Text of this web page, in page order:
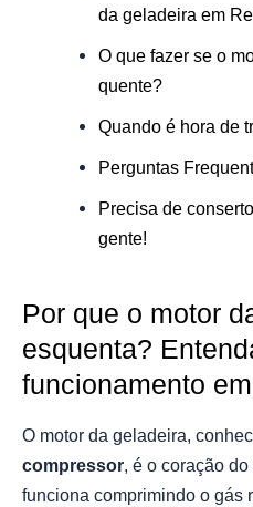
da geladeira em
O que fazer se o
quente?
Quando é hora de
Perguntas
Precisa de
gente!
Por que o motor
esquenta?
funcionamento
O motor da geladeira,
compressor, é o coração
funciona comprimindo o gás